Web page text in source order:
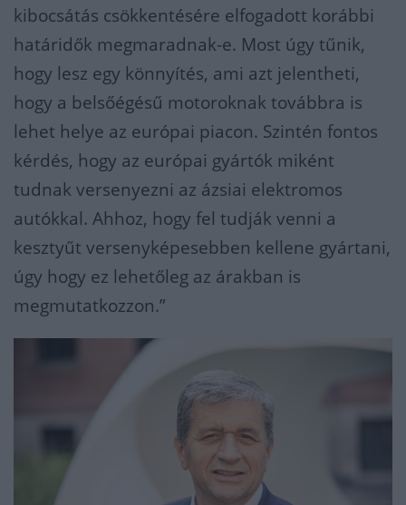
kibocsátás csökkentésére elfogadott korábbi
határidők megmaradnak-e. Most úgy tűnik,
hogy lesz egy könnyítés, ami azt jelentheti,
hogy a belsőégésű motoroknak továbbra is
lehet helye az európai piacon. Szintén fontos
kérdés, hogy az európai gyártók miként
tudnak versenyezni az ázsiai elektromos
autókkal. Ahhoz, hogy fel tudják venni a
kesztyűt versenyképesebben kellene gyártani,
úgy hogy ez lehetőleg az árakban is
megmutatkozzon.”